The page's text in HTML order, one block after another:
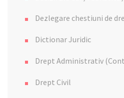
Dezlegare chestiuni de
Dictionar Juridic
Drept Administrativ
Drept Civil